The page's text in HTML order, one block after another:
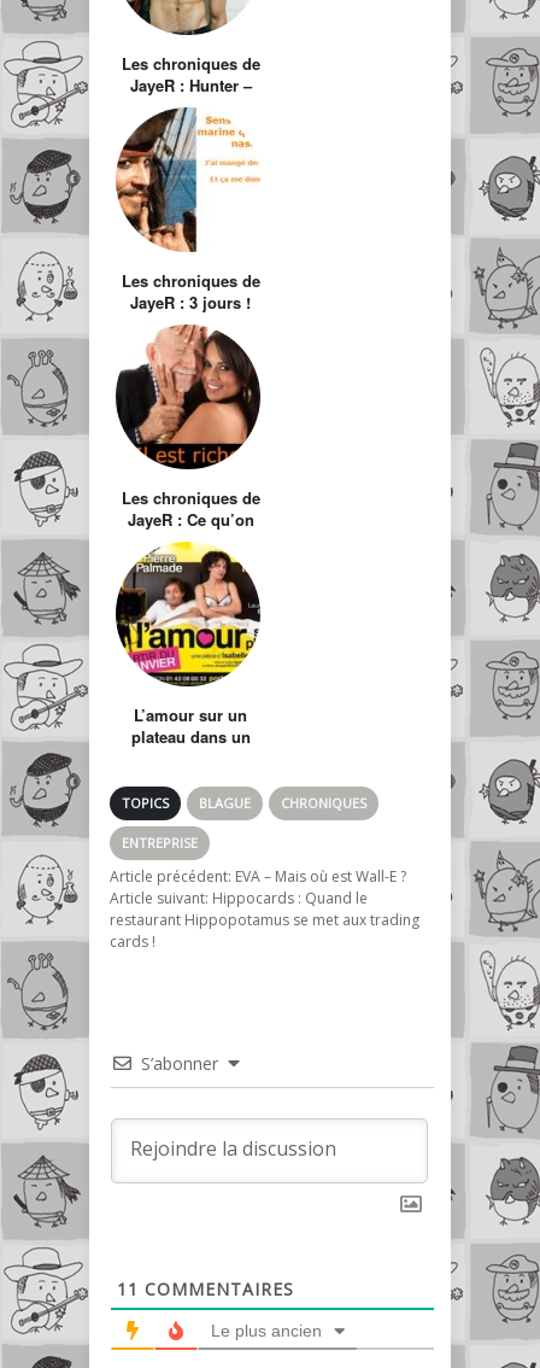
Les chroniques de
JayeR : Hunter –
L’oeil du chasseur
Les chroniques de
JayeR : 3 jours !
°o°
Les chroniques de
JayeR : Ce qu’on
pense quand on
voit ça…
L’amour sur un
plateau dans un
TOPICS BLAGUE CHRONIQUES
ENTREPRISE
Article précédent: EVA – Mais où est Wall-E ?
Article suivant: Hippocards : Quand le
restaurant Hippopotamus se met aux trading
cards !
S’abonner
11 COMMENTAIRES
Le plus ancien